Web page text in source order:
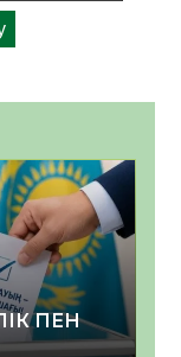
ПЕН